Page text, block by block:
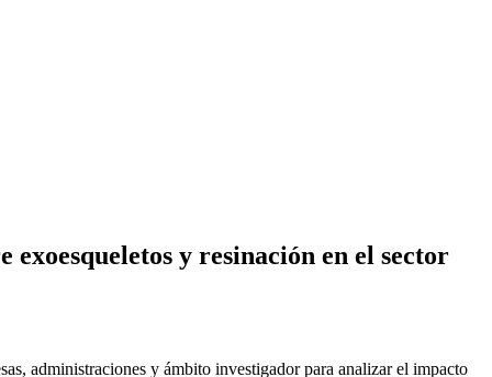
y resinación en el sector
administraciones y ámbito investigador para analizar el impacto